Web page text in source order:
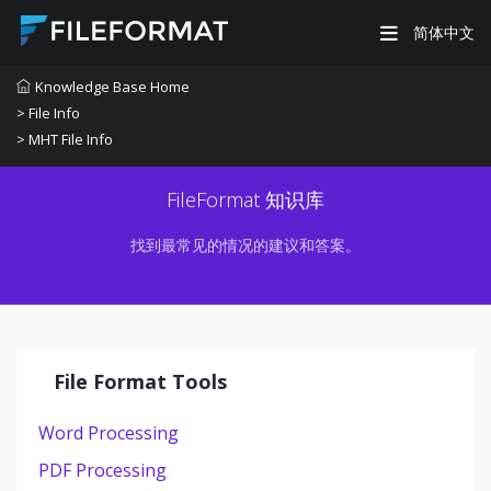
简体中文
Knowledge Base Home
> File Info
> MHT File Info
FileFormat 知识库
找到最常见的情况的建议和答案。
File Format Tools
Word Processing
PDF Processing